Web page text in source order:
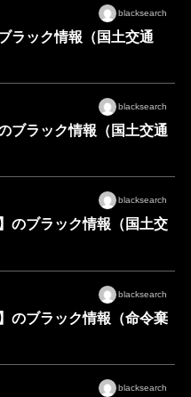
blacksearch
ラック情報（国土交通
blacksearch
ブラック情報（国土交通
blacksearch
のブラック情報（国土交
blacksearch
のブラック情報（命令棄
blacksearch